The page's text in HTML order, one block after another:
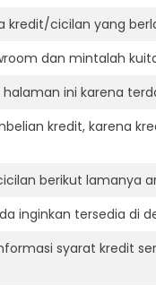
cicilan yang
dan mintalah
ini karena
kredit, karena
berikut lamanya
inginkan tersedia di
syarat kredit